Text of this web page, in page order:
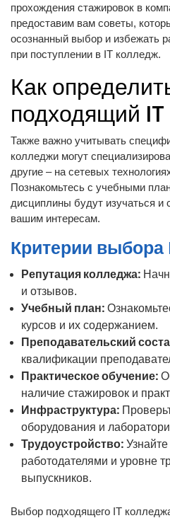
прохождения стажировок в
предоставим вам советы,
осознанный выбор и избежать
при поступлении в IT колледж.
Как
подходящий
Также важно учитывать
колледжи могут
другие – на сетевых
Познакомьтесь с учебными
дисциплины будут изучаться и
вашим интересам.
Критерии выбора
Репутация колледжа:
и отзывов.
Учебный план:
курсов и их содержанием.
Преподавательский
квалификации
Практическое обучение:
наличие стажировок и
Инфраструктура:
оборудования и
Трудоустройство:
работодателями и уровне
выпускников.
Выбор подходящего IT